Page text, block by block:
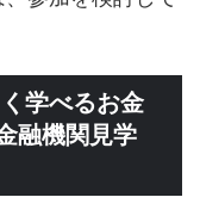
学べるお金
融機関見学